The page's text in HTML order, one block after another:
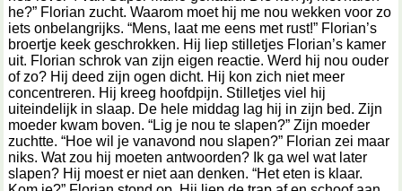
he?” Florian zucht. Waarom moet hij me nou wekken voor zo
iets onbelangrijks. “Mens, laat me eens met rust!” Florian’s
broertje keek geschrokken. Hij liep stilletjes Florian’s kamer
uit. Florian schrok van zijn eigen reactie. Werd hij nou ouder
of zo? Hij deed zijn ogen dicht. Hij kon zich niet meer
concentreren. Hij kreeg hoofdpijn. Stilletjes viel hij
uiteindelijk in slaap. De hele middag lag hij in zijn bed. Zijn
moeder kwam boven. “Lig je nou te slapen?” Zijn moeder
zuchtte. “Hoe wil je vanavond nou slapen?” Florian zei maar
niks. Wat zou hij moeten antwoorden? Ik ga wel wat later
slapen? Hij moest er niet aan denken. “Het eten is klaar.